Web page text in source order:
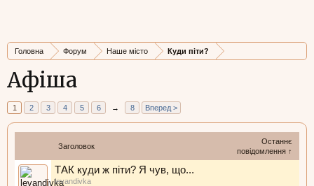
Головна Форум Наше місто Куди піти?
Афіша
1 2 3 4 5 6 → 8 Вперед >
Заголовок
Останнє
повідомлення ↑
ТАК куди ж піти? Я чув, що...
levandivka